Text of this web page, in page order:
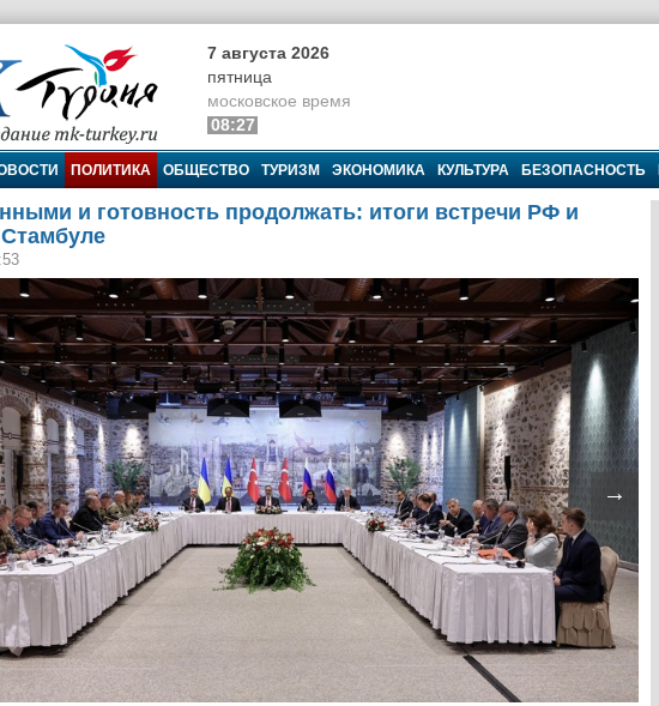
7 августа 2026
пятница
московское время
08:27
ПОЛИТИКА ОБЩЕСТВО ТУРИЗМ ЭКОНОМИКА КУЛЬТУРА БЕЗОПАСНОСТЬ
и готовность продолжать: итоги встречи РФ и
→